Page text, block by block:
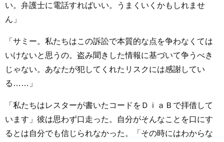
い。弁護士に電話すればいい。うまくいくかもしれませ
ん」
「サミー。私たちはこの訴訟で本質的な点を争わなくては
いけないと思うの。盗み聞きした情報に基づいて争うべき
じゃない。あなたが犯してくれたリスクには感謝してい
る……」
「私たちはレスターが書いたコードをＤｉａＢで拝借して
います」彼は思わず口走った。自分がそんなことを口にす
るとは自分でも信じられなかった。「その時にはわからな